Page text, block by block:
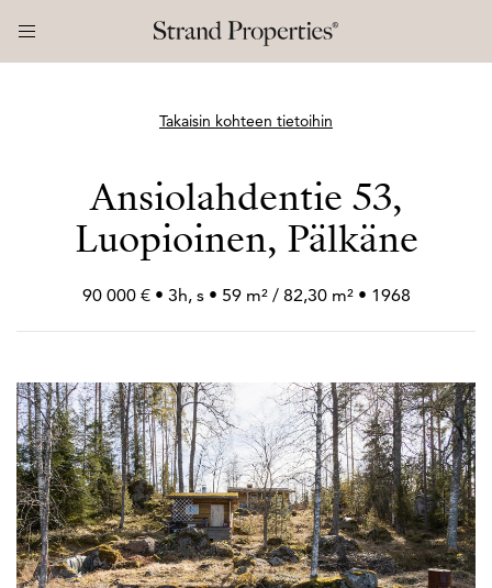
Takaisin kohteen tietoihin
Ansiolahdentie 53,
Luopioinen, Pälkäne
90 000 € • 3h, s • 59 m² / 82,30 m² • 1968